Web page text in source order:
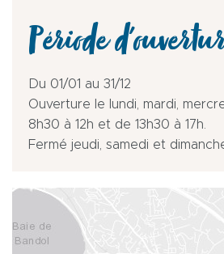
Période
Du 01/01 au 31/12
Ouverture le lundi, mardi,
8h30 à 12h et de 13h30 à 17h.
Fermé jeudi, samedi et